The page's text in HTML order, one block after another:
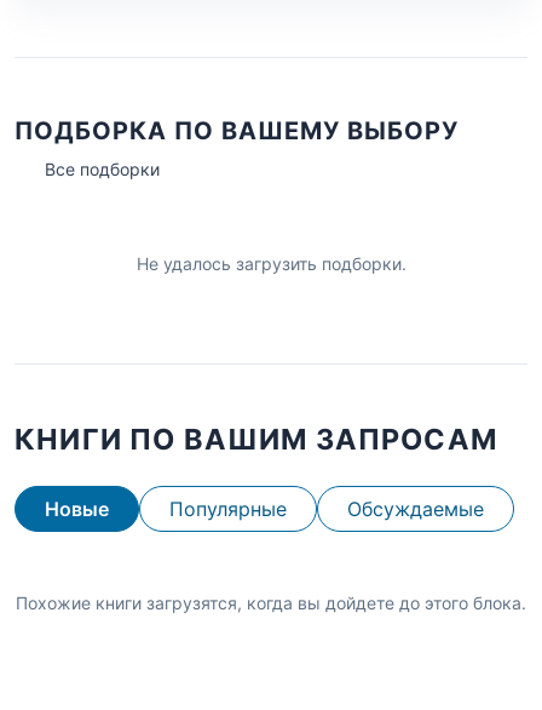
ПОДБОРКА ПО ВАШЕМУ ВЫБОРУ
Все подборки
Не удалось загрузить подборки.
КНИГИ ПО ВАШИМ ЗАПРОСАМ
Новые Популярные Обсуждаемые
Похожие книги загрузятся, когда вы дойдете до этого блока.